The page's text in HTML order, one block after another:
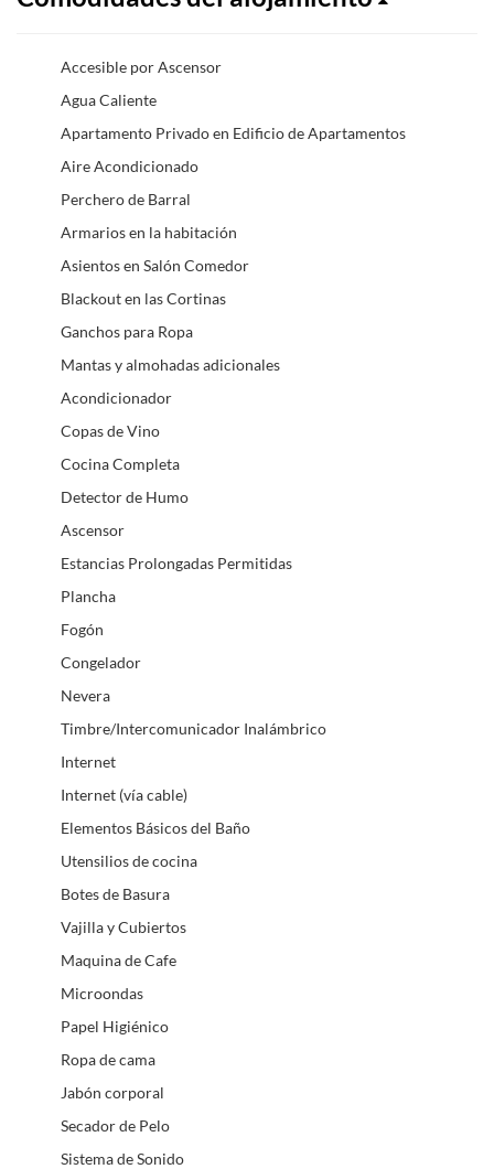
Accesible por Ascensor
Agua Caliente
Apartamento Privado en Edificio de Apartamentos
Aire Acondicionado
Perchero de Barral
Armarios en la habitación
Asientos en Salón Comedor
Blackout en las Cortinas
Ganchos para Ropa
Mantas y almohadas adicionales
Acondicionador
Copas de Vino
Cocina Completa
Detector de Humo
Ascensor
Estancias Prolongadas Permitidas
Plancha
Fogón
Congelador
Nevera
Timbre/Intercomunicador Inalámbrico
Internet
Internet (vía cable)
Elementos Básicos del Baño
Utensilios de cocina
Botes de Basura
Vajilla y Cubiertos
Maquina de Cafe
Microondas
Papel Higiénico
Ropa de cama
Jabón corporal
Secador de Pelo
Sistema de Sonido